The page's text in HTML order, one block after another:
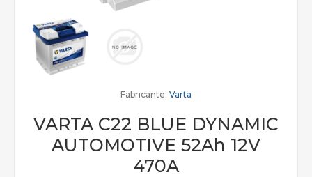
Fabricante: Varta
VARTA C22 BLUE DYNAMIC
AUTOMOTIVE 52Ah 12V
470A